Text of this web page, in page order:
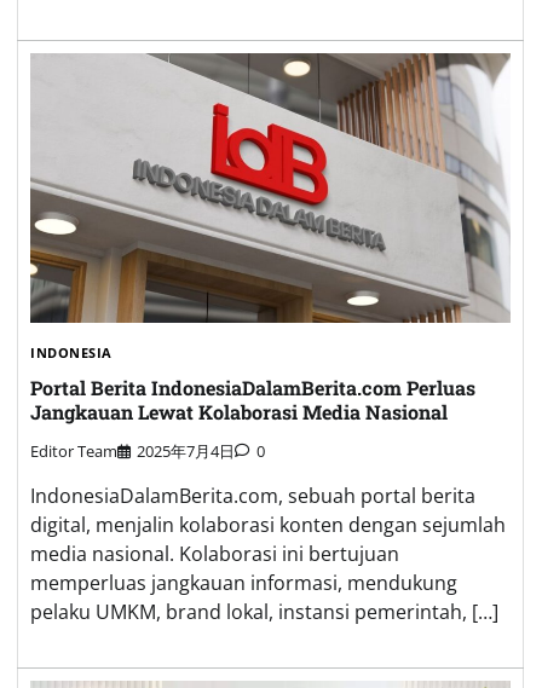
INDONESIA
Portal Berita IndonesiaDalamBerita.com Perluas
Jangkauan Lewat Kolaborasi Media Nasional
Editor Team 2025年7月4日 0
IndonesiaDalamBerita.com, sebuah portal berita
digital, menjalin kolaborasi konten dengan sejumlah
media nasional. Kolaborasi ini bertujuan
memperluas jangkauan informasi, mendukung
pelaku UMKM, brand lokal, instansi pemerintah, […]